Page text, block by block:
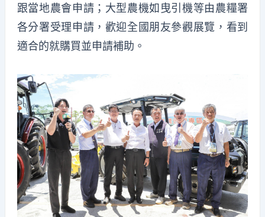
跟當地農會申請；大型農機如曳引機等由農糧署
各分署受理申請，歡迎全國朋友參觀展覽，看到
適合的就購買並申請補助。